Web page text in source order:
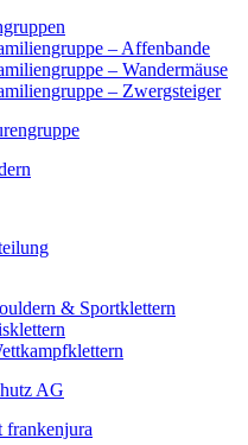
– Affenbande
– Wandermäuse
– Zwergsteiger
& Sportklettern
AG
frankenjura